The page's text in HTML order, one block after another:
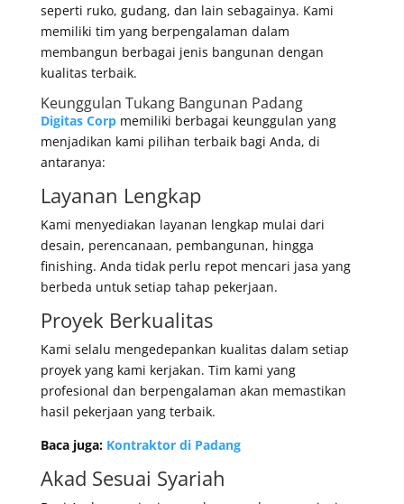
seperti ruko, gudang, dan lain sebagainya. Kami
memiliki tim yang berpengalaman dalam
membangun berbagai jenis bangunan dengan
kualitas terbaik.
Keunggulan Tukang Bangunan Padang
Digitas Corpmemiliki berbagai keunggulan yang
menjadikan kami pilihan terbaik bagi Anda, di
antaranya:
Layanan Lengkap
Kami menyediakan layanan lengkap mulai dari
desain, perencanaan, pembangunan, hingga
finishing. Anda tidak perlu repot mencari jasa yang
berbeda untuk setiap tahap pekerjaan.
Proyek Berkualitas
Kami selalu mengedepankan kualitas dalam setiap
proyek yang kami kerjakan. Tim kami yang
profesional dan berpengalaman akan memastikan
hasil pekerjaan yang terbaik.
Baca juga: Kontraktor di Padang
Akad Sesuai Syariah